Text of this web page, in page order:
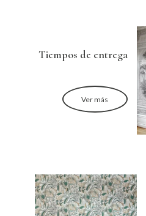
Tiempos de entrega
Ver más